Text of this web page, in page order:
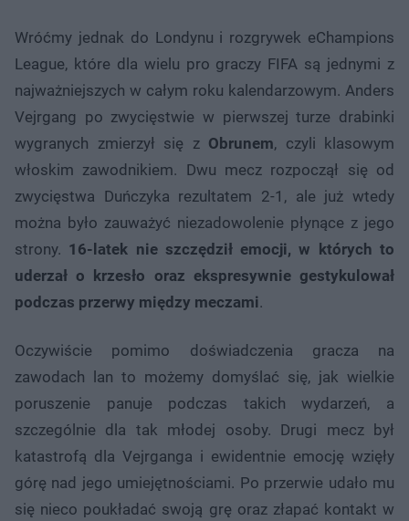
Wróćmy jednak do Londynu i rozgrywek eChampions
League, które dla wielu pro graczy FIFA są jednymi z
najważniejszych w całym roku kalendarzowym. Anders
Vejrgang po zwycięstwie w pierwszej turze drabinki
wygranych zmierzył się z Obrunem, czyli klasowym
włoskim zawodnikiem. Dwu mecz rozpoczął się od
zwycięstwa Duńczyka rezultatem 2-1, ale już wtedy
można było zauważyć niezadowolenie płynące z jego
strony. 16-latek nie szczędził emocji, w których to
uderzał o krzesło oraz ekspresywnie gestykulował
podczas przerwy między meczami.
Oczywiście pomimo doświadczenia gracza na
zawodach lan to możemy domyślać się, jak wielkie
poruszenie panuje podczas takich wydarzeń, a
szczególnie dla tak młodej osoby. Drugi mecz był
katastrofą dla Vejrganga i ewidentnie emocję wzięły
górę nad jego umiejętnościami. Po przerwie udało mu
się nieco poukładać swoją grę oraz złapać kontakt w